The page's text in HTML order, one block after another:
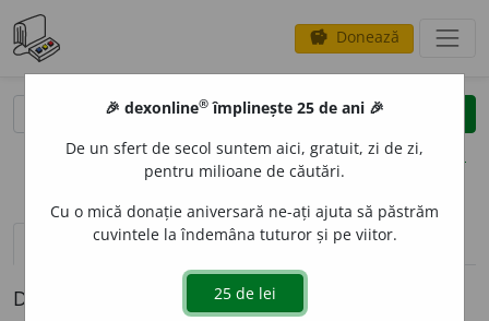
savings Donează
clear
opțiuni
definiții (1) pronunțievolume_up (1)
Definiția cu ID-ul 813252:
🎉 dexonline® împlinește 25 de ani 🎉
De un sfert de secol suntem aici, gratuit, zi de zi,
pentru milioane de căutări.
Cu o mică donație aniversară ne-ați ajuta să păstrăm
cuvintele la îndemâna tuturor și pe viitor.